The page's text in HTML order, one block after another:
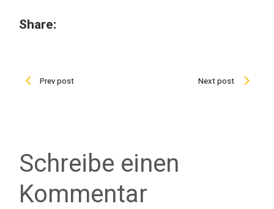
Share:
Prev post Next post
Schreibe einen
Kommentar